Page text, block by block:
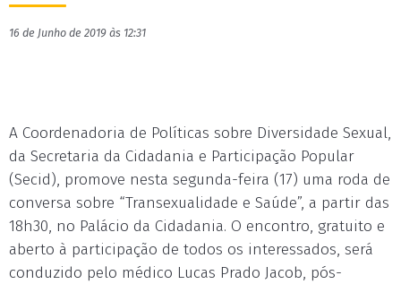
16 de Junho de 2019 às 12:31
A Coordenadoria de Políticas sobre Diversidade Sexual,
da Secretaria da Cidadania e Participação Popular
(Secid), promove nesta segunda-feira (17) uma roda de
conversa sobre “Transexualidade e Saúde”, a partir das
18h30, no Palácio da Cidadania. O encontro, gratuito e
aberto à participação de todos os interessados, será
conduzido pelo médico Lucas Prado Jacob, pós-